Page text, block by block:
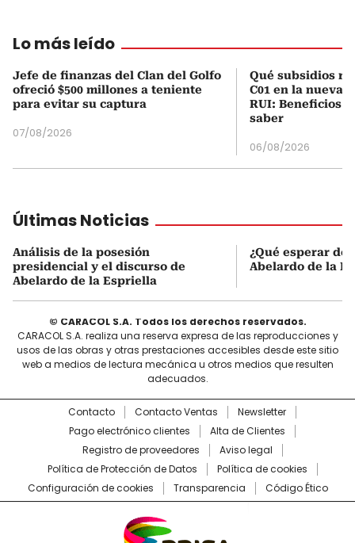
Lo más leído
Jefe de finanzas del Clan del Golfo
ofreció $500 millones a teniente
para evitar su captura
07/08/2026
Qué subsidios
C01 en la nueva
RUI: Beneficios
saber
06/08/2026
Últimas Noticias
Análisis de la posesión
presidencial y el discurso de
Abelardo de la Espriella
¿Qué esperar de
Abelardo de la
© CARACOL S.A. Todos los derechos reservados.
CARACOL S.A. realiza una reserva expresa de las reproducciones y
usos de las obras y otras prestaciones accesibles desde este sitio
web a medios de lectura mecánica u otros medios que resulten
adecuados.
Contacto Contacto Ventas
Newsletter
Pago electrónico clientes
Alta de Clientes
Registro de proveedores
Aviso legal
Política de Protección de Datos
Política de cookies
Configuración de cookies
Transparencia Código Ético